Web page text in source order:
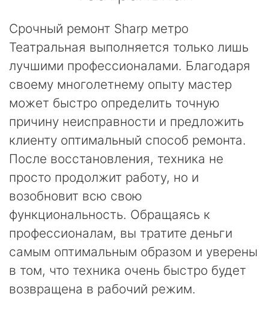
Срочный ремонт Sharp метро
Театральная выполняется только лишь
лучшими профессионалами. Благодаря
своему многолетнему опыту мастер
может быстро определить точную
причину неисправности и предложить
клиенту оптимальный способ ремонта.
После восстановления, техника не
просто продолжит работу, но и
возобновит всю свою
функциональность. Обращаясь к
профессионалам, вы тратите деньги
самым оптимальным образом и уверены
в том, что техника очень быстро будет
возвращена в рабочий режим.